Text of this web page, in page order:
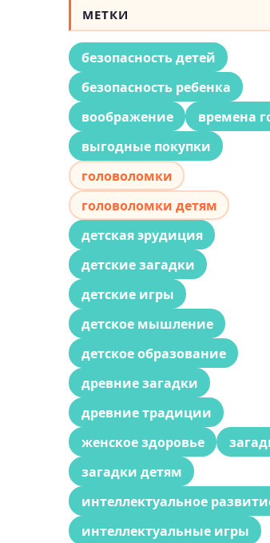
МЕТКИ
безопасность детей
безопасность ребенка
воображение
времена
выгодные покупки
головоломки
головоломки детям
детская эрудиция
детские загадки
детские игры
детское мышление
детское образование
древние загадки
древние традиции
женское здоровье
загадки детям
интеллектуальное
интеллектуальные игры